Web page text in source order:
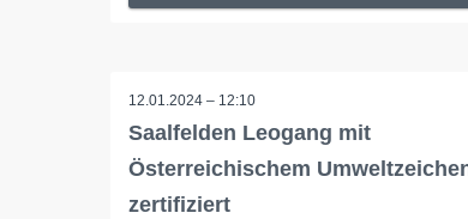
12.01.2024 – 12:10
Saalfelden Leogang mit
Österreichischem
zertifiziert